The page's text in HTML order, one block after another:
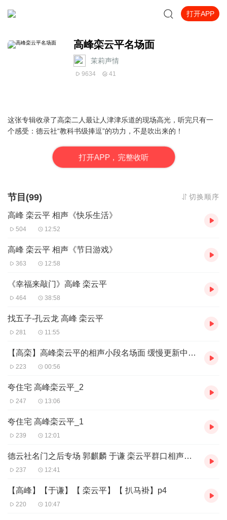
打开APP
高峰栾云平名场面
茉莉声情
9634 41
这张专辑收录了高栾二人最让人津津乐道的现场高光，听完只有一
个感受：德云社“教科书级捧逗”的功力，不是吹出来的！
打开APP，完整收听
节目(99) 切换顺序
高峰 栾云平 相声《快乐生活》
504 12:52
高峰 栾云平 相声《节日游戏》
363 12:58
《幸福来敲门》高峰 栾云平
464 38:58
找五子-孔云龙 高峰 栾云平
281 11:55
【高栾】高峰栾云平的相声小段名场面 缓慢更新中 打发时间必备
223 00:56
夸住宅 高峰栾云平_2
247 13:06
夸住宅 高峰栾云平_1
239 12:01
德云社名门之后专场 郭麒麟 于谦 栾云平群口相声《金刚腿》01
237 12:41
【高峰】【于谦】【 栾云平】【 扒马褂】p4
220 10:47